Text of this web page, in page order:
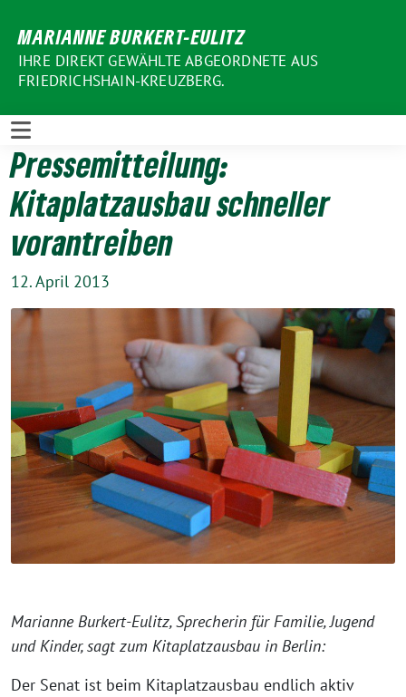
zum
Inhalt
MARIANNE BURKERT-EULITZ
IHRE DIREKT GEWÄHLTE ABGEORDNETE AUS
FRIEDRICHSHAIN-KREUZBERG.
Pressemitteilung:
Kitaplatzausbau schneller
vorantreiben
12. April 2013
Marianne Burkert-Eulitz, Sprecherin für Familie, Jugend
und Kinder, sagt zum Kitaplatzausbau in Berlin:
Der Senat ist beim Kitaplatzausbau endlich aktiv